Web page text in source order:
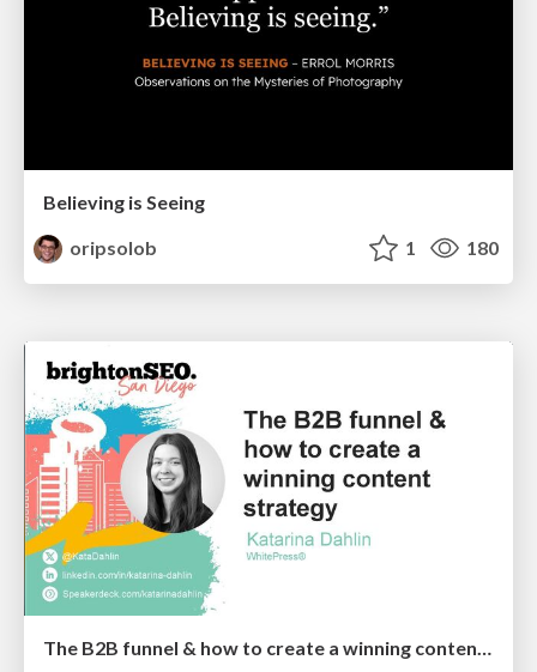
Believing is Seeing
oripsolob
1 180
The B2B funnel & how to create a winning content strategy